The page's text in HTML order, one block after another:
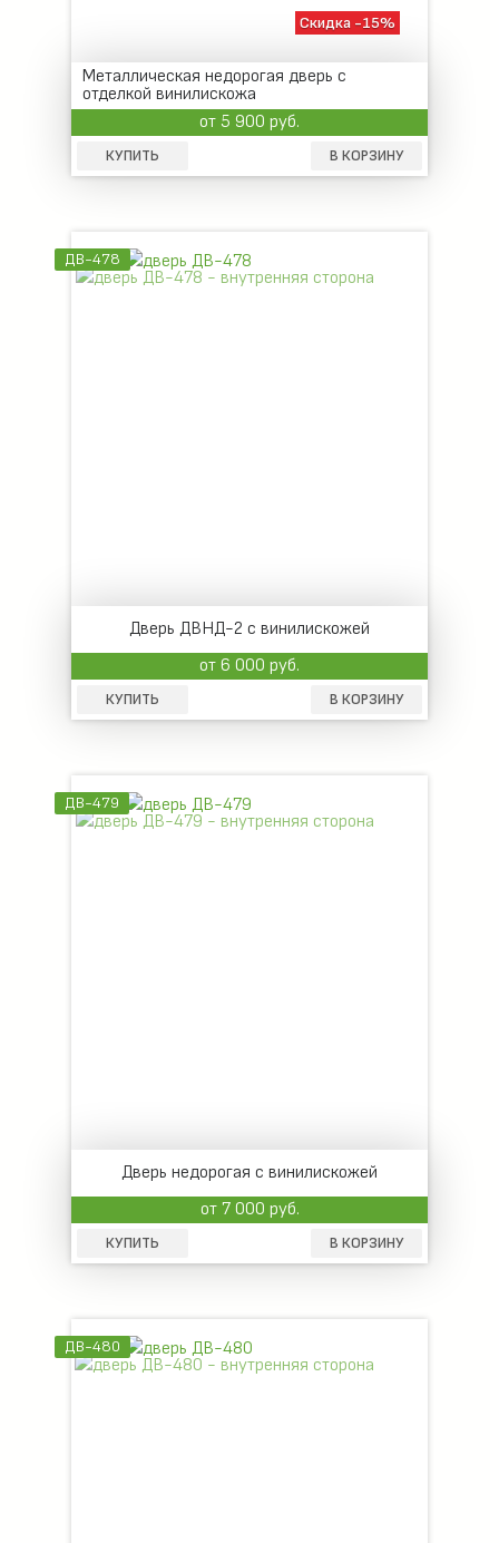
Скидка -15%
Металлическая недорогая дверь с
отделкой винилискожа
от 5 900 руб.
КУПИТЬ В КОРЗИНУ
ДВ-478
Дверь ДВНД-2 с винилискожей
от 6 000 руб.
КУПИТЬ В КОРЗИНУ
ДВ-479
Дверь недорогая с винилискожей
от 7 000 руб.
КУПИТЬ В КОРЗИНУ
ДВ-480